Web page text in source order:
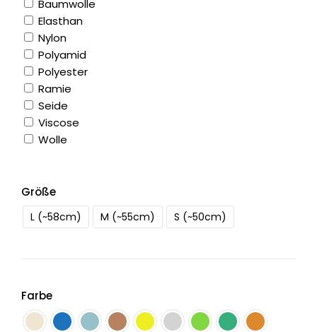
Baumwolle
Elasthan
Nylon
Polyamid
Polyester
Ramie
Seide
Viscose
Wolle
Größe
L (~58cm) M (~55cm) S (~50cm)
Farbe